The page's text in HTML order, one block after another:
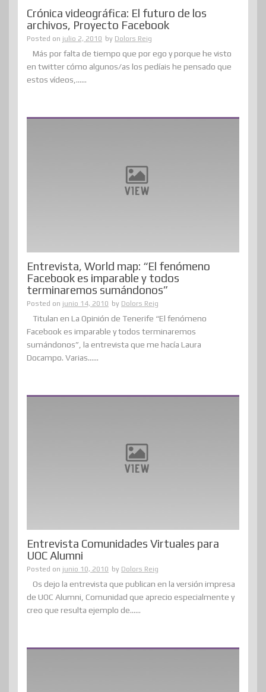
Crónica videográfica: El futuro de los
archivos, Proyecto Facebook
Posted on julio 2, 2010 by Dolors Reig
Más por falta de tiempo que por ego y porque he visto
en twitter cómo algunos/as los pedíais he pensado que
estos vídeos,......
Entrevista, World map: “El fenómeno
Facebook es imparable y todos
terminaremos sumándonos”
Posted on junio 14, 2010 by Dolors Reig
Titulan en La Opinión de Tenerife “El fenómeno
Facebook es imparable y todos terminaremos
sumándonos”, la entrevista que me hacía Laura
Docampo. Varias......
Entrevista Comunidades Virtuales para
UOC Alumni
Posted on junio 10, 2010 by Dolors Reig
Os dejo la entrevista que publican en la versión impresa
de UOC Alumni, Comunidad que aprecio especialmente y
creo que resulta ejemplo de......